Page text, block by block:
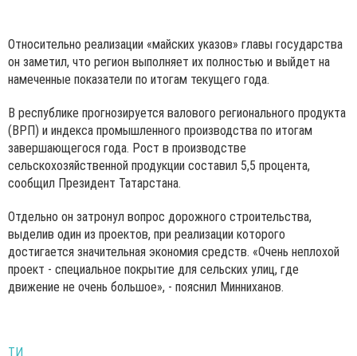
Относительно реализации «майских указов» главы государства
он заметил, что регион выполняет их полностью и выйдет на
намеченные показатели по итогам текущего года.
В республике прогнозируется валового регионального продукта
(ВРП) и индекса промышленного производства по итогам
завершающегося года. Рост в производстве
сельскохозяйственной продукции составил 5,5 процента,
сообщил Президент Татарстана.
Отдельно он затронул вопрос дорожного строительства,
выделив один из проектов, при реализации которого
достигается значительная экономия средств. «Очень неплохой
проект - специальное покрытие для сельских улиц, где
движение не очень большое», - пояснил Минниханов.
ТИ